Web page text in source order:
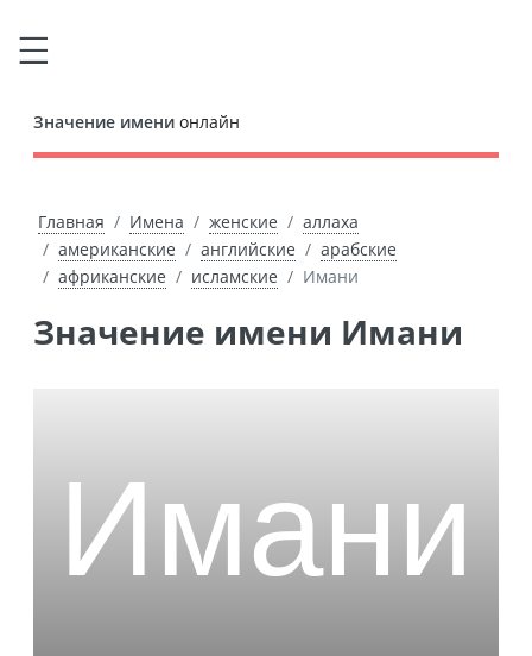
Значение имени онлайн
Главная Имена женские
аллаха
американские
английские
арабские
африканские
исламские Имани
Значение имени Имани